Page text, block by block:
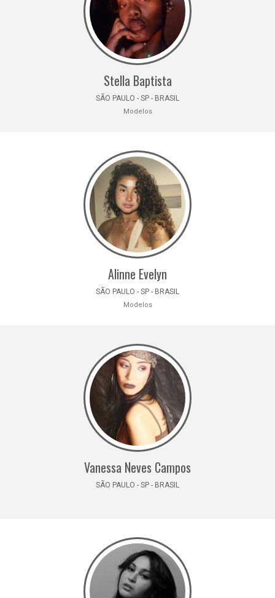
Stella Baptista
SÃO PAULO - SP - BRASIL
Modelos
Alinne Evelyn
SÃO PAULO - SP - BRASIL
Modelos
Vanessa Neves Campos
SÃO PAULO - SP - BRASIL